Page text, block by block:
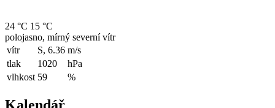
24 °C 15 °C
polojasno, mírný severní vítr
vítr
S, 6.36 m/s
tlak
1020
hPa
vlhkost 59 %